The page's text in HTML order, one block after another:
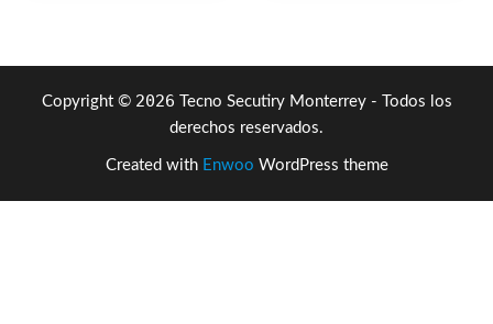
Copyright © 2026 Tecno Secutiry Monterrey - Todos los
derechos reservados.
Created with Enwoo WordPress theme